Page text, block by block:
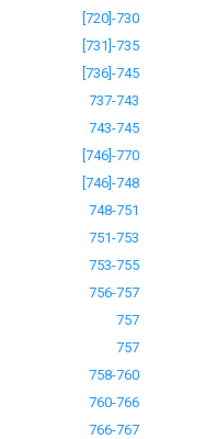
[720]-730
[731]-735
[736]-745
737-743
743-745
[746]-770
[746]-748
748-751
751-753
753-755
756-757
757
757
758-760
760-766
766-767